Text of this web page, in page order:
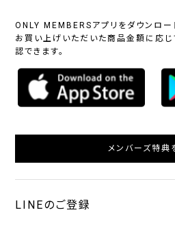
ONLY MEMBERSアプリをダウンロー
お買い上げいただいた商品金額に応じ
認できます。
メンバーズ特典
LINEのご登録